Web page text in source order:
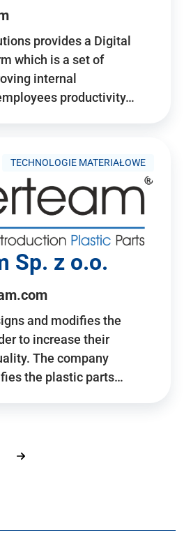
provides a Digital
which is a set of
internal
productivity…
TECHNOLOGIE MATERIAŁOWE
Sp. z o.o.
and modifies the
to increase their
The company
the plastic parts…